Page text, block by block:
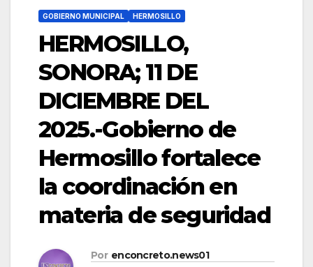
GOBIERNO MUNICIPAL HERMOSILLO
HERMOSILLO,
SONORA; 11 DE
DICIEMBRE DEL
2025.-Gobierno de
Hermosillo fortalece
la coordinación en
materia de seguridad
Por enconcreto.news01